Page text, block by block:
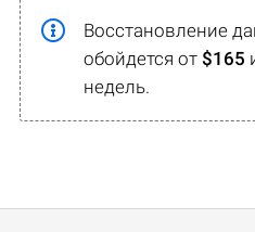
Восстановление
обойдется от $165
недель.